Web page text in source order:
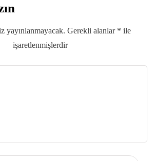
yayınlanmayacak. Gerekli alanlar * ile
işaretlenmişlerdir